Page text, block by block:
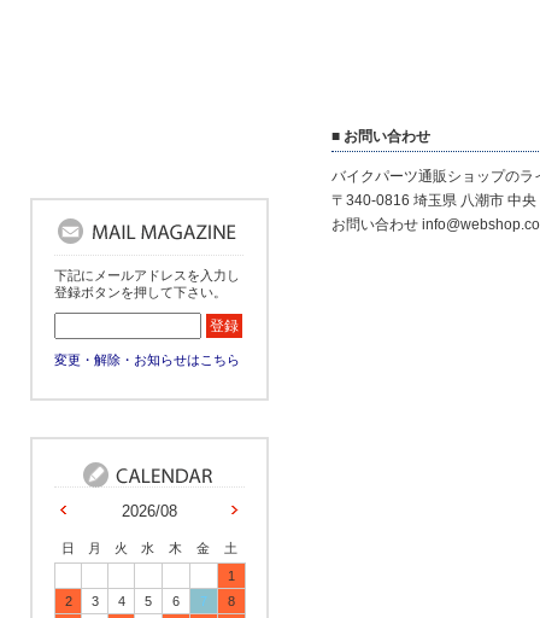
■ お問い合わせ
バイクパーツ通販ショップのラ
〒340-0816 埼玉県 八潮市 中
お問い合わせ
下記にメールアドレスを入力し
登録ボタンを押して下さい。
変更・解除・お知らせはこちら
2026/08
日 月 火 水 木 金
土
1
2
3 4 5 6 7
8